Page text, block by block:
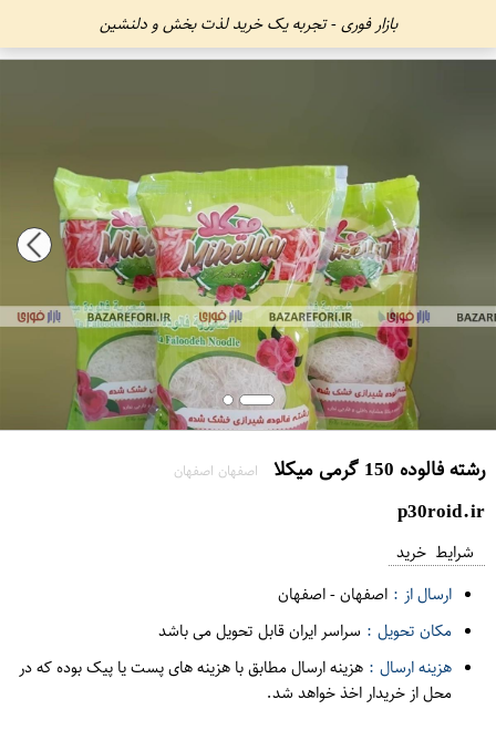
بازار فوری - تجربه یک خرید لذت بخش و دلنشین
رشته فالوده 150 گرمی میکلا اصفهان اصفهان
p30roid.ir
شرایط خرید
ارسال از : اصفهان-اصفهان
مکان تحویل : سراسر ایران قابل تحویل می باشد
هزینه ارسال : هزینه ارسال مطابق با هزینه های پست یا پیک بوده که در
محل از خریدار اخذ خواهد شد.